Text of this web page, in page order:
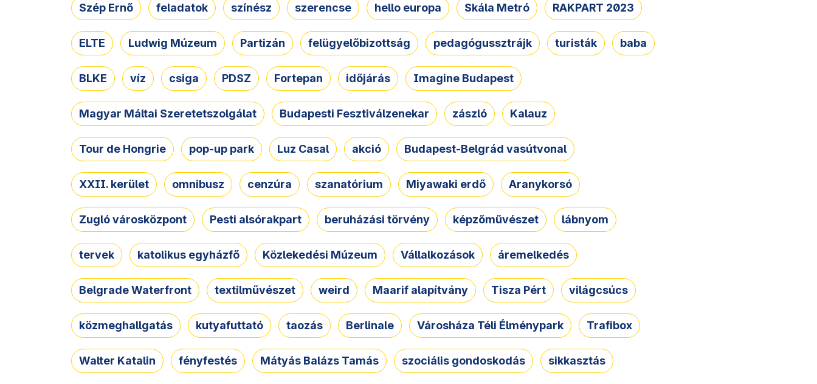
Szép Ernő feladatok színész szerencse hello europa Skála Metró RAKPART 2023
ELTE Ludwig Múzeum Partizán felügyelőbizottság pedagógussztrájk turisták baba
BLKE víz csiga PDSZ Fortepan időjárás Imagine Budapest
Magyar Máltai Szeretetszolgálat Budapesti Fesztiválzenekar zászló Kalauz
Tour de Hongrie pop-up park Luz Casal akció Budapest-Belgrád vasútvonal
XXII. kerület omnibusz cenzúra szanatórium Miyawaki erdő Aranykorsó
Zugló városközpont Pesti alsórakpart beruházási törvény képzőművészet lábnyom
tervek katolikus egyházfő Közlekedési Múzeum Vállalkozások áremelkedés
Belgrade Waterfront textilművészet weird Maarif alapítvány Tisza Pért világcsúcs
közmeghallgatás kutyafuttató taozás Berlinale Városháza Téli Élménypark Trafibox
Walter Katalin fényfestés Mátyás Balázs Tamás szociális gondoskodás sikkasztás